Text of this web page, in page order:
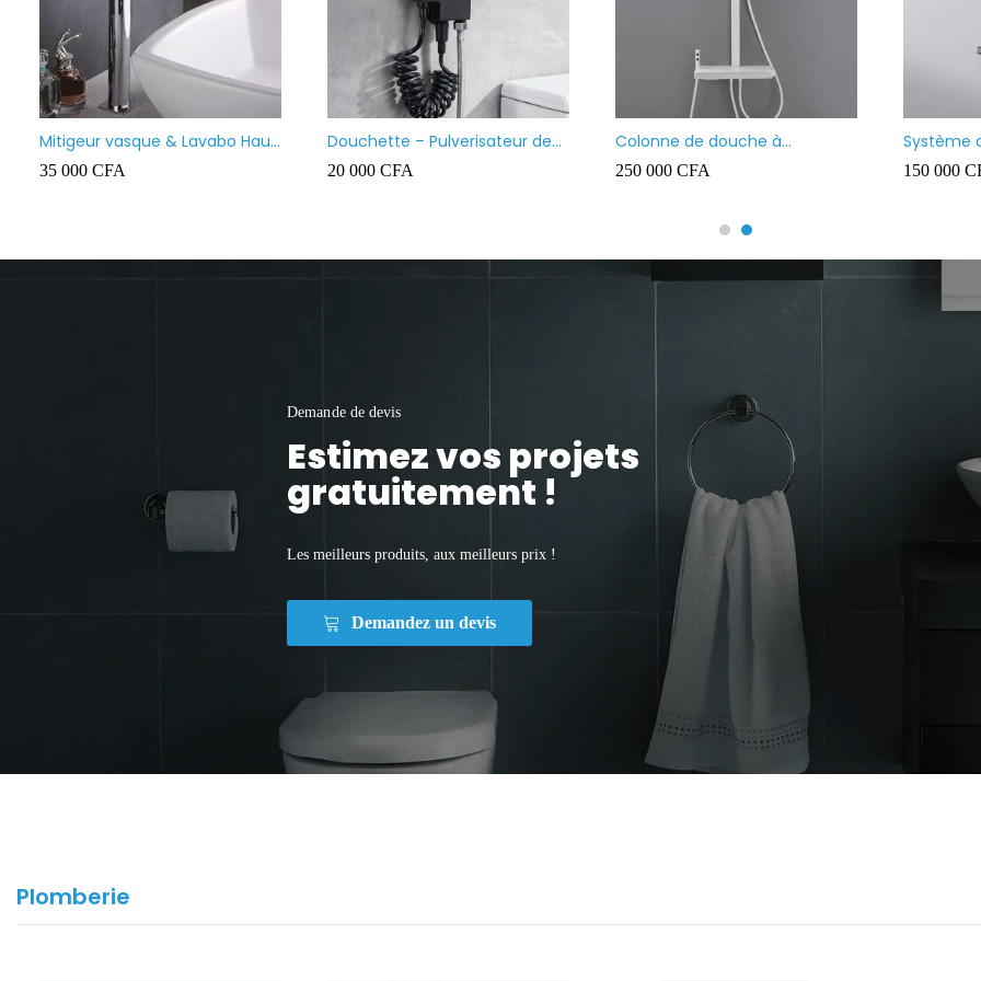
Lavabo meuble salle de bain
suspendu
130 000CFA
Vasque à poser carré
CFA
Vasque à poser
CFA
Demande de devis
Estimez vos projets
gratuitement !
Les meilleurs produits, aux meilleurs prix !
Demandez un devis
Plomberie